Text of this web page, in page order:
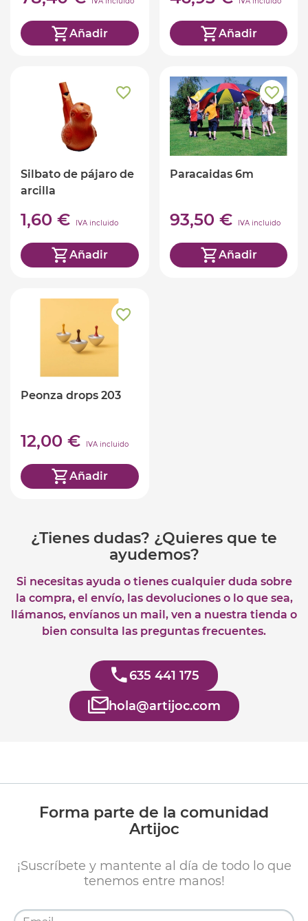
Añadir Añadir
Silbato de pájaro de
arcilla
1,60 € IVA incluido
Añadir
Paracaidas 6m
93,50 € IVA incluido
Añadir
Peonza drops 203
12,00 € IVA incluido
Añadir
¿Tienes dudas? ¿Quieres que te
ayudemos?
Si necesitas ayuda o tienes cualquier duda sobre
la compra, el envío, las devoluciones o lo que sea,
llámanos, envíanos un mail, ven a nuestra tienda o
bien consulta las preguntas frecuentes.
635 441 175
hola@artijoc.com
Forma parte de la comunidad
Artijoc
¡Suscríbete y mantente al día de todo lo que
tenemos entre manos!